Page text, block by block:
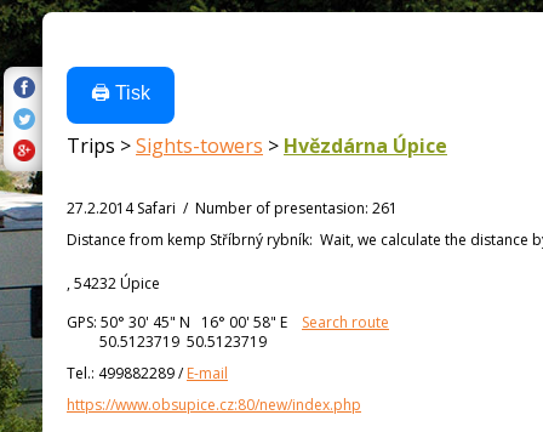
🖨️ Tisk
Trips >Sights-towers > Hvězdárna Úpice
27.2.2014 Safari / Number of presentasion: 261
Distance from kemp Stříbrný rybník: Wait, we calculate the distance
, 54232 Úpice
GPS: 50° 30' 45" N 16° 00' 58" E
Search route
50.5123719 50.5123719
Tel.: 499882289/E-mail
https://www.obsupice.cz:80/new/index.php